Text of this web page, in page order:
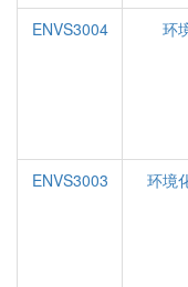
ENVS3004
环
ENVS3003
环境